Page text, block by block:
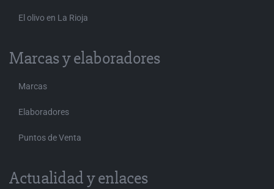
El olivo en La Rioja
Marcas y elaboradores
Marcas
Elaboradores
Puntos de Venta
Actualidad y enlaces